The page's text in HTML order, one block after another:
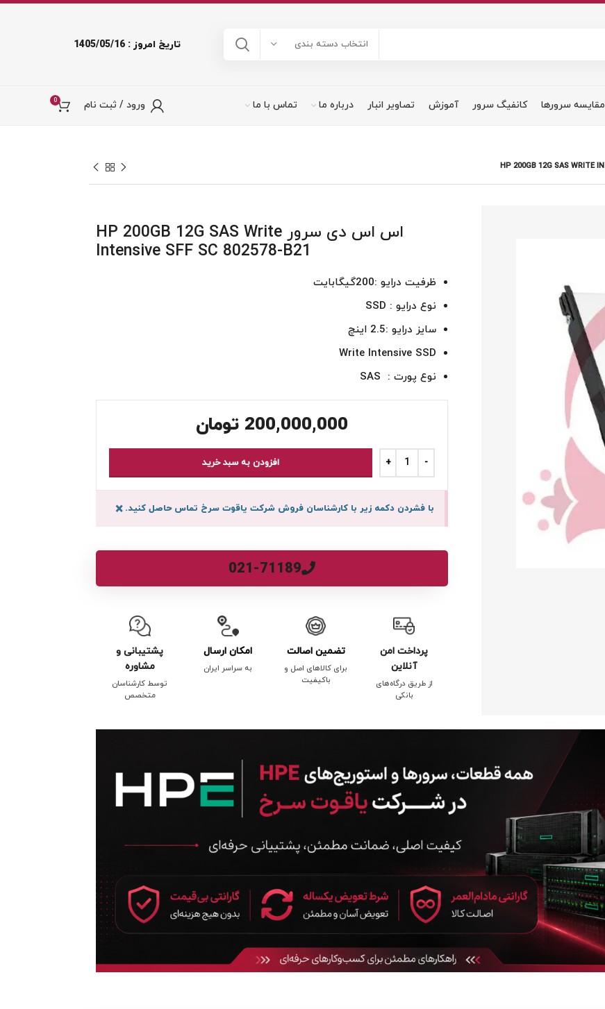
انتخاب دسته بندی تاریخ امروز : 1405/05/16
مقایسه سرورها کانفیگ سرور آموزش تصاویر انبار درباره ما تماس با ما ورود / ثبت نام 0
اس اس دی سرور HP 200GB 12G SAS Write
Intensive SFF SC 802578-B21
ظرفیت درایو :200گیگابایت
نوع درایو : SSD
سایز درایو :2.5 اینچ
Write Intensive SSD
نوع پورت : SAS
200,000,000 تومان
افزودن به سبد خرید
با فشردن دکمه زیر با کارشناسان فروش شرکت یاقوت سرخ تماس حاصل کنید.×
021-71189
پرداخت امن
آنلاین
از طریق درگاه‌های
بانکی
تضمین اصالت
برای کالاهای اصل و
باکیفیت
امکان ارسال
به سراسر ایران
پشتیبانی و
مشاوره
توسط کارشناسان
متخصص